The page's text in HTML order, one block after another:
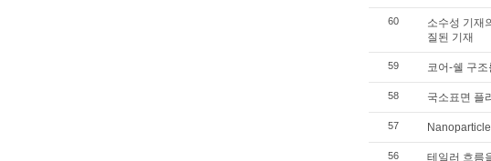
60
소수성 기재
질된 기재
59 코어-쉘 구
58 국소표면 플
57
56 테일러 흐름